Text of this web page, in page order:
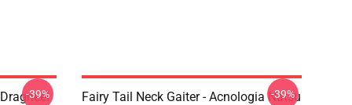
-39%
Fairy Tail Neck Gaiter - Acnologia Natsu
-39%